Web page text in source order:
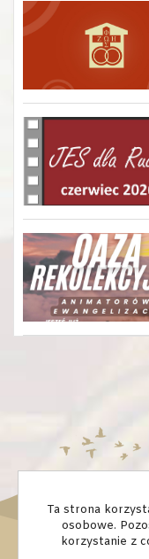
Ta strona
osobowe.
korzystanie z